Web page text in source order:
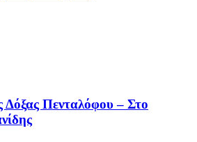
Δόξας Πενταλόφου – Στο